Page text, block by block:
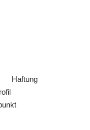
Haftung